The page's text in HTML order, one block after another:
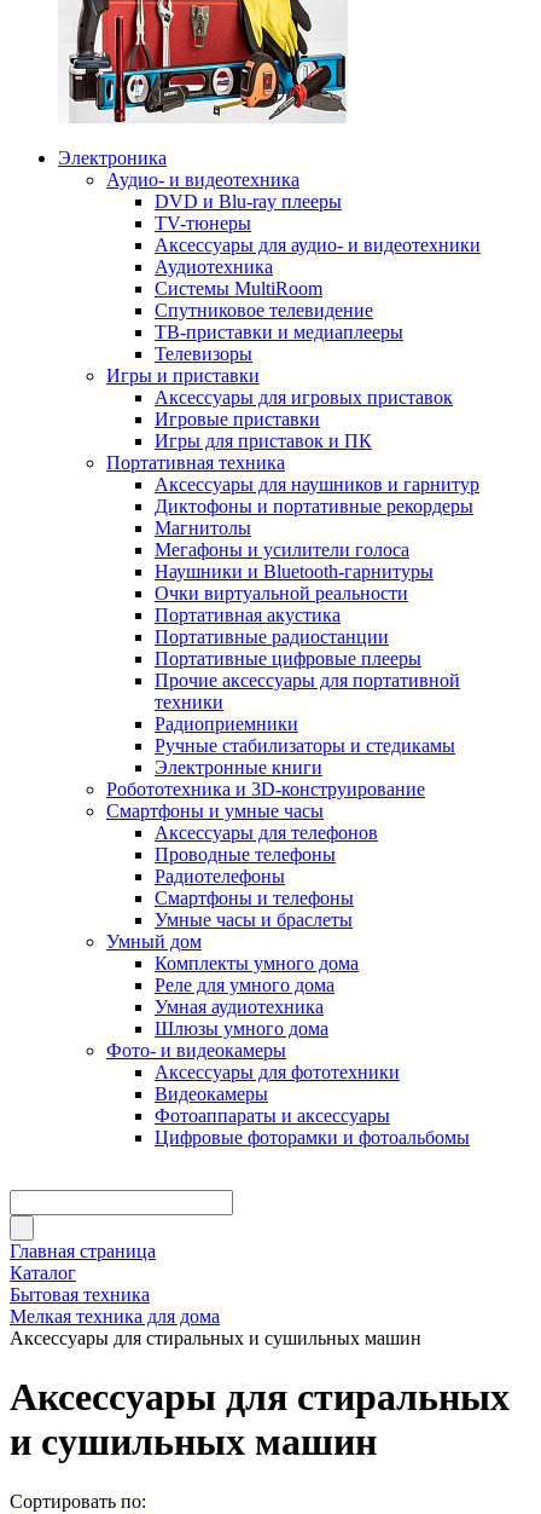
Электроника
Аудио- и видеотехника
DVD и Blu-ray плееры
TV-тюнеры
Аксессуары для аудио- и видеотехники
Аудиотехника
Системы MultiRoom
Спутниковое телевидение
ТВ-приставки и медиаплееры
Телевизоры
Игры и приставки
Аксессуары для игровых приставок
Игровые приставки
Игры для приставок и ПК
Портативная техника
Аксессуары для наушников и гарнитур
Диктофоны и портативные рекордеры
Магнитолы
Мегафоны и усилители голоса
Наушники и Bluetooth-гарнитуры
Очки виртуальной реальности
Портативная акустика
Портативные радиостанции
Портативные цифровые плееры
Прочие аксессуары для портативной
техники
Радиоприемники
Ручные стабилизаторы и стедикамы
Электронные книги
Робототехника и 3D-конструирование
Смартфоны и умные часы
Аксессуары для телефонов
Проводные телефоны
Радиотелефоны
Смартфоны и телефоны
Умные часы и браслеты
Умный дом
Комплекты умного дома
Реле для умного дома
Умная аудиотехника
Шлюзы умного дома
Фото- и видеокамеры
Аксессуары для фототехники
Видеокамеры
Фотоаппараты и аксессуары
Цифровые фоторамки и фотоальбомы
Главная страница
Каталог
Бытовая техника
Мелкая техника для дома
Аксессуары для стиральных и сушильных машин
Аксессуары для стиральных
и сушильных машин
Сортировать по: